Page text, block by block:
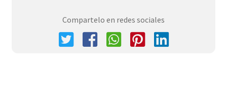
Compartelo en redes sociales